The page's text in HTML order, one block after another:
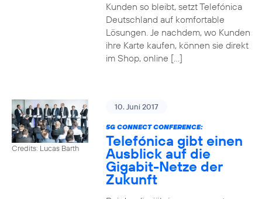
Kunden so bleibt, setzt Telefónica
Deutschland auf komfortable
Lösungen. Je nachdem, wo Kunden
ihre Karte kaufen, können sie direkt
im Shop, online […]
Credits: Lucas Barth
10. Juni 2017
5G CONNECT CONFERENCE:
Telefónica gibt einen
Ausblick auf die
Gigabit-Netze der
Zukunft